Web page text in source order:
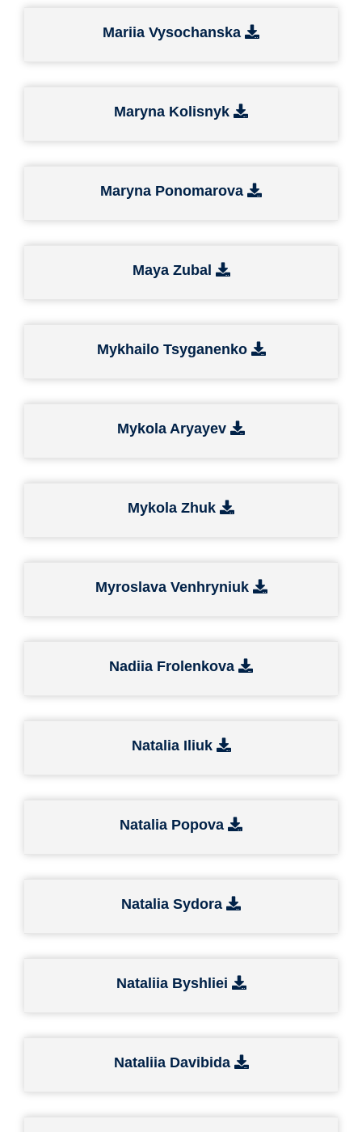
Mariia Vysochanska
Maryna Kolisnyk
Maryna Ponomarova
Maya Zubal
Mykhailo Tsyganenko
Mykola Aryayev
Mykola Zhuk
Myroslava Venhryniuk
Nadiia Frolenkova
Natalia Iliuk
Natalia Popova
Natalia Sydora
Nataliia Byshliei
Nataliia Davibida